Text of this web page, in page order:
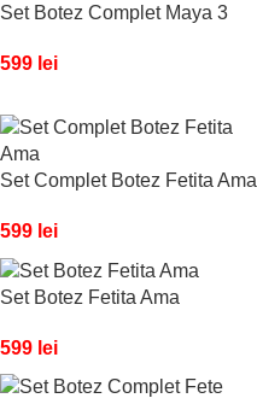
Set Botez Complet Maya 3
599 lei
Set Complet Botez Fetita Ama
599 lei
Set Botez Fetita Ama
599 lei